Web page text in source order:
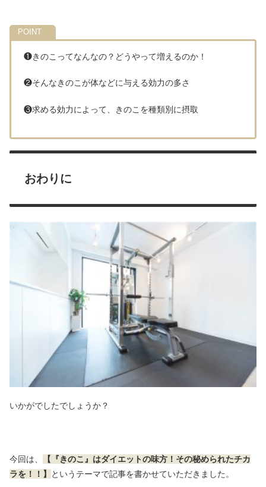
❶きのこってなんなの？どうやって増えるのか！
❷そんなきのこが体などに与える効力の多さ
❸求める効力によって、きのこを種類別に摂取
おわりに
いかがでしたでしょうか？
今回は、
【『きのこ』はダイエットの味方！その秘められたチカ
ラを！！】
というテーマで記事を書かせていただきました。